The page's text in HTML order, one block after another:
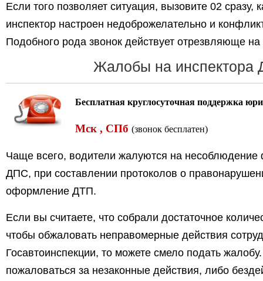
Если того позволяет ситуация, вызовите 02 сразу,
инспектор настроен недоброжелательно и
Подобного рода звонок действует отрезвляюще
Жалобы на инспектора
Бесплатная круглосуточная поддержка
Мск , СПб(звонок бесплатен)
Чаще всего, водители жалуются на несоблюдение
ДПС, при составлении протоколов о
оформление ДТП.
Если вы считаете, что собрали достаточное
чтобы обжаловать неправомерные действия
Госавтоинспекции, то можете смело подать жалобу.
пожаловаться за незаконные действия, либо